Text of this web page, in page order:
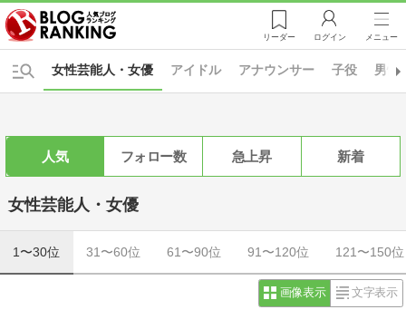
リーダー ログイン メニュー
アイドル アナウンサー
女性芸能人・女優 子役 男性
人気 フォロー数 急上昇 新着
女性芸能人・女優
1〜30位 31〜60位 61〜90位 91〜120位 121〜150位
画像表示 文字表示